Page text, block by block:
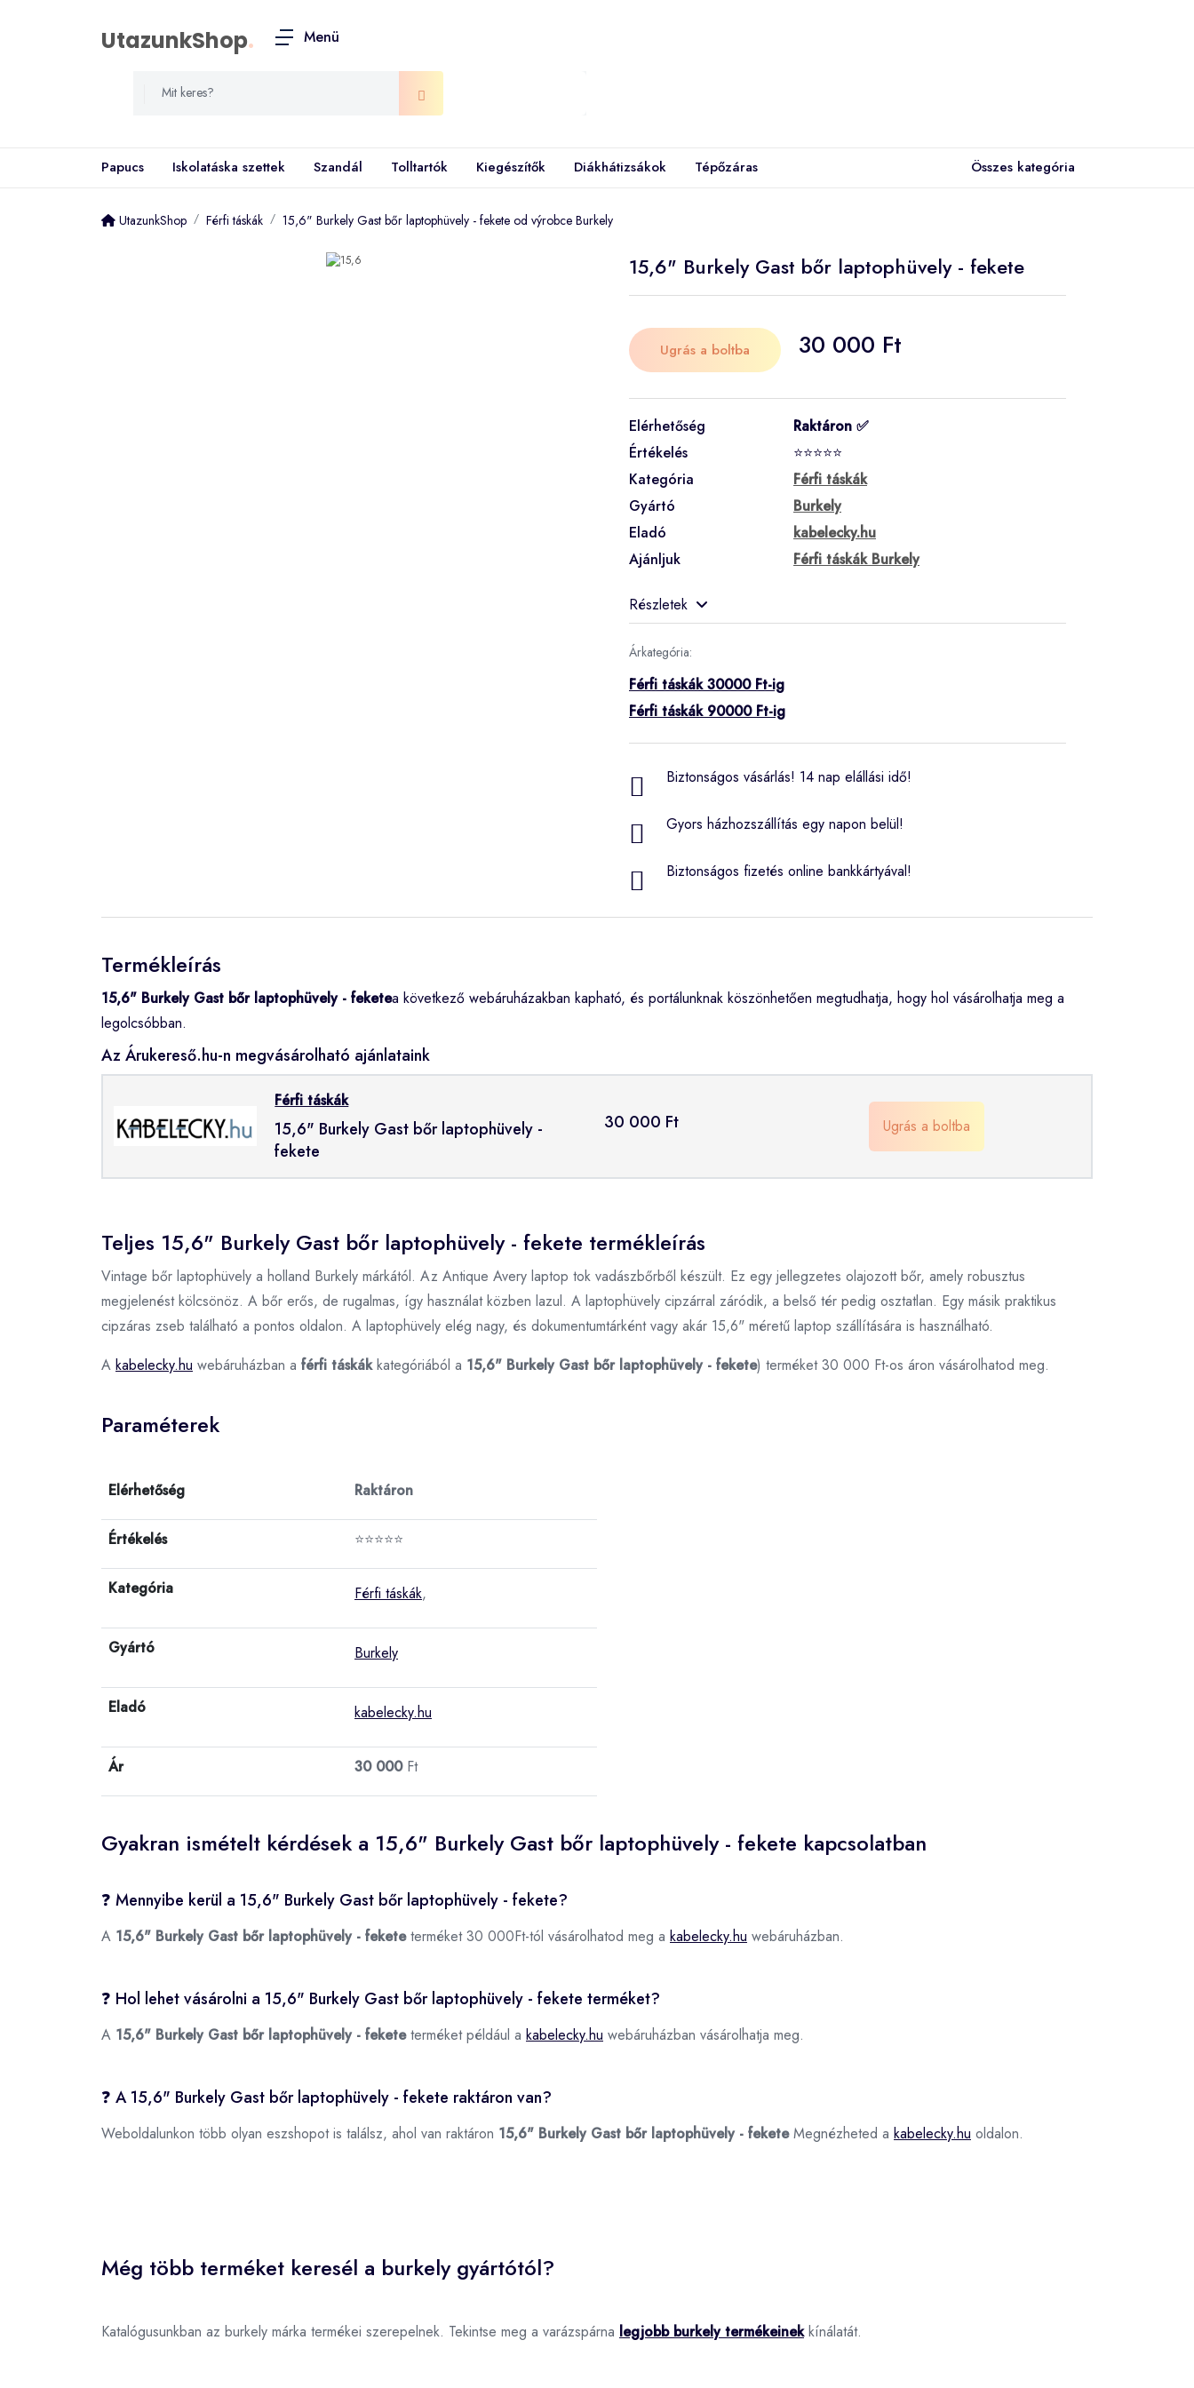
UtazunkShop. Menü
Papucs Iskolatáska szettek Szandál Tolltartók Kiegészítők Diákhátizsákok Tépőzáras Összes kategória
UtazunkShop Férfi táskák 15,6" Burkely Gast bőr laptophüvely - fekete od výrobce Burkely
15,6" Burkely Gast bőr laptophüvely - fekete
Ugrás a boltba 30 000 Ft
Elérhetőség
Raktáron ✅
Értékelés
⭐⭐⭐⭐⭐
Kategória
Férfi táskák
Gyártó
Burkely
Eladó
kabelecky.hu
Ajánljuk
Férfi táskák Burkely
Részletek
Árkategória:
Férfi táskák 30000 Ft-ig
Férfi táskák 90000 Ft-ig
Biztonságos vásárlás! 14 nap elállási idő!
Gyors házhozszállítás egy napon belül!
Biztonságos fizetés online bankkártyával!
Termékleírás
15,6" Burkely Gast bőr laptophüvely - feketea következő webáruházakban kapható, és portálunknak köszönhetően megtudhatja, hogy hol vásárolhatja meg a
legolcsóbban.
Az Árukereső.hu-n megvásárolható ajánlataink
Férfi táskák
15,6" Burkely Gast bőr laptophüvely -
fekete
30 000 Ft Ugrás a boltba
Teljes 15,6" Burkely Gast bőr laptophüvely - fekete termékleírás
Vintage bőr laptophüvely a holland Burkely márkától. Az Antique Avery laptop tok vadászbőrből készült. Ez egy jellegzetes olajozott bőr, amely robusztus
megjelenést kölcsönöz. A bőr erős, de rugalmas, így használat közben lazul. A laptophüvely cipzárral záródik, a belső tér pedig osztatlan. Egy másik praktikus
cipzáras zseb található a pontos oldalon. A laptophüvely elég nagy, és dokumentumtárként vagy akár 15,6" méretű laptop szállítására is használható.
A kabelecky.hu webáruházban a férfi táskákkategóriából a 15,6" Burkely Gast bőr laptophüvely - fekete) terméket 30 000 Ft-os áron vásárolhatod meg.
Paraméterek
Elérhetőség Raktáron
Értékelés ⭐⭐⭐⭐⭐
Kategória Férfi táskák,
Gyártó Burkely
Eladó kabelecky.hu
Ár 30 000Ft
Gyakran ismételt kérdések a 15,6" Burkely Gast bőr laptophüvely - fekete kapcsolatban
❓ Mennyibe kerül a 15,6" Burkely Gast bőr laptophüvely - fekete?
A 15,6" Burkely Gast bőr laptophüvely - feketeterméket 30 000Ft-tól vásárolhatod meg a kabelecky.hu webáruházban.
❓ Hol lehet vásárolni a 15,6" Burkely Gast bőr laptophüvely - fekete terméket?
A 15,6" Burkely Gast bőr laptophüvely - feketeterméket például a kabelecky.hu webáruházban vásárolhatja meg.
❓ A 15,6" Burkely Gast bőr laptophüvely - fekete raktáron van?
Weboldalunkon több olyan eszshopot is találsz, ahol van raktáron 15,6" Burkely Gast bőr laptophüvely - feketeMegnézheted a kabelecky.hu oldalon.
Még több terméket keresél a burkely gyártótól?
Katalógusunkban az burkely márka termékei szerepelnek. Tekintse meg a varázspárna legjobb burkely termékeinekkínálatát.